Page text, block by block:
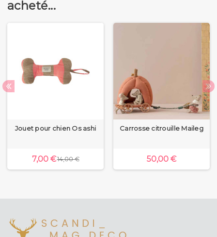
acheté...
Jouet pour chien Os ashi
7,00 €14,00 €
Carrosse citrouille Maileg
50,00 €